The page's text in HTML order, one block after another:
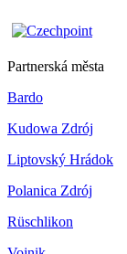
Partnerská města
Bardo
Kudowa Zdrój
Liptovský Hrádok
Polanica Zdrój
Rüschlikon